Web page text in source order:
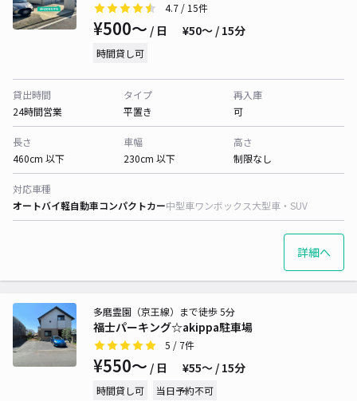
4.7 / 15件
¥500〜 / 日 ¥50〜 / 15分
時間貸し可
貸出時間
24時間営業
タイプ
平置き
再入庫
可
長さ
460cm 以下
車幅
230cm 以下
高さ
制限なし
対応車種
オートバイ軽自動車コンパクトカー中型車ワンボックス大型車・SUV
詳細へ
福士パーキング☆akippa駐車場
多磨霊園（京王線）まで徒歩 5分
5 / 7件
¥550〜 / 日 ¥55〜 / 15分
時間貸し可 当日予約不可